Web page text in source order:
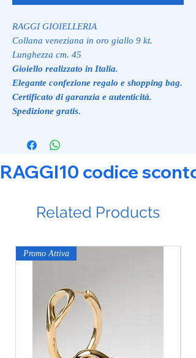
RAGGI GIOIELLERIA
Collana veneziana in oro giallo 9 kt.
Lunghezza cm. 45
Gioiello realizzato in Italia.
Elegante confezione regalo e shopping bag.
Certificato di garanzia e autenticità.
Spedizione gratis.
RAGGI10 codice
Related Products
Promo Attiva